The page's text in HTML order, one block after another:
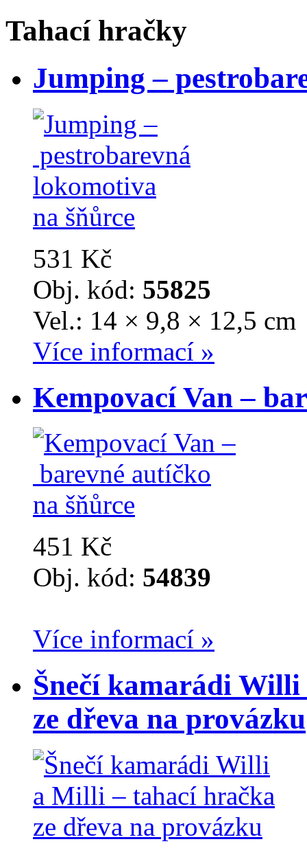
Tahací hračky
Jumping –
531 Kč
Obj. kód: 55825
Vel.: 14 × 9,8 × 12,5 cm
Více informací »
Kempovací Van –
451 Kč
Obj. kód: 54839
Více informací »
Šnečí kamarádi
ze dřeva na provázku